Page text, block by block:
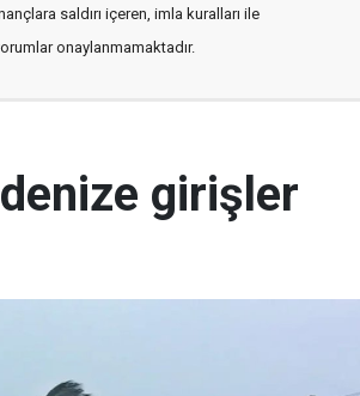
saldırı içeren, imla kuralları ile
onaylanmamaktadır.
girişler